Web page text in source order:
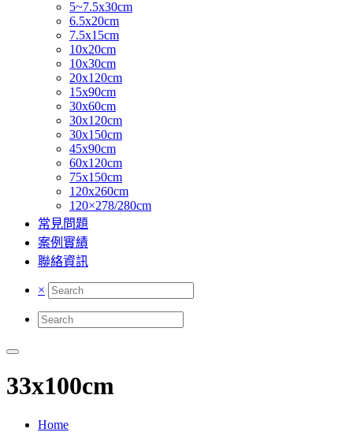
5~7.5x30cm
6.5x20cm
7.5x15cm
10x20cm
10x30cm
20x120cm
15x90cm
30x60cm
30x120cm
30x150cm
45x90cm
60x120cm
75x150cm
120x260cm
120×278/280cm
常見問題
案例實績
聯絡資訊
×
33x100cm
Home